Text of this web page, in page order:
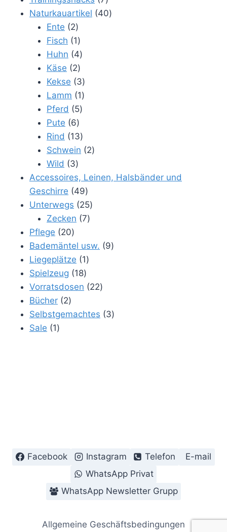
Produkte
Naturkauartikel 4040
Ente 22
Produkte
Fisch 11
Produkt
Huhn 44
Produkte
Käse 22
Produkte
Kekse 33
Produkte
Lamm 11
Produkt
Pferd 55
Pute 66
Produkte
Rind 1313
Produkte
Schwein 22
Wild 33
Produkte
Accessoires, Leinen, Halsbänder und
Geschirre
4949
Produkte
Unterwegs 2525
Produkte
Zecken 77
Pflege 2020
Produkte
Bademäntel usw. 99
Liegeplätze 11
Produkt
Spielzeug 1818
Produkte
Vorratsdosen 2222
Bücher 22
Produkte
Selbstgemachtes 33
Sale 11
Facebook Instagram Telefon
E-mail
WhatsApp Privat
WhatsApp Newsletter Grupp
Allgemeine Geschäftsbedingungen